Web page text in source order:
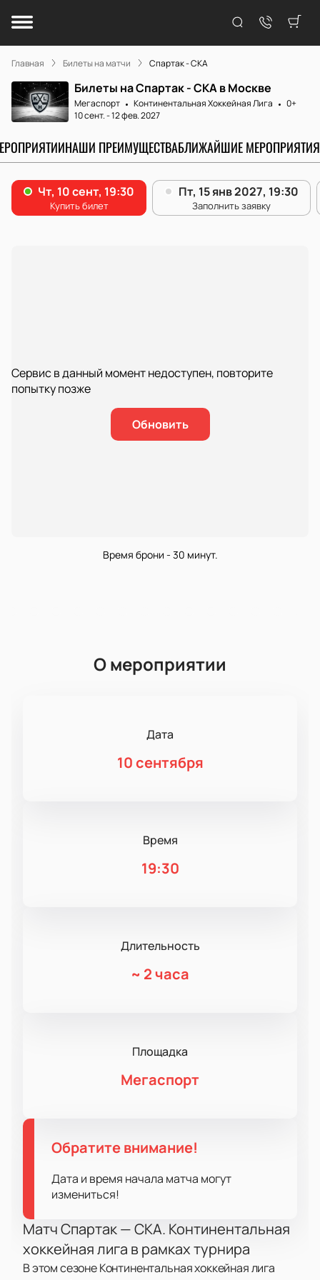
Главная Билеты на матчи Спартак - СКА
Билеты на Спартак - СКА в Москве
Мегаспорт Континентальная Хоккейная Лига
0+
10 сент.-12 фев. 2027
НАШИ ПРЕИМУЩЕСТВАБЛИЖАЙШИЕ МЕРОПРИЯТИЯ
Сервис в данный момент недоступен, повторите
попытку позже
Обновить
Время брони - 30 минут.
О мероприятии
Дата
10 сентября
Время
19:30
Длительность
~ 2 часа
Площадка
Мегаспорт
Обратите внимание!
Дата и время начала матча могут
измениться!
Матч Спартак — СКА. Континентальная
хоккейная лига в рамках турнира
В этом сезоне Континентальная хоккейная лига